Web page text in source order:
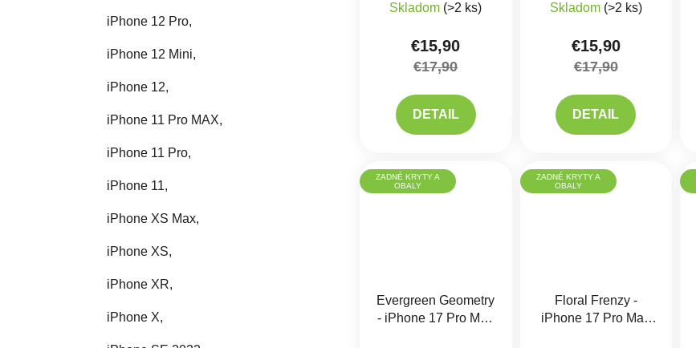
iPhone 12 Pro,
iPhone 12 Mini,
iPhone 12,
iPhone 11 Pro MAX,
iPhone 11 Pro,
iPhone 11,
iPhone XS Max,
iPhone XS,
iPhone XR,
iPhone X,
Skladom (>2 ks)
€15,90
€17,90
DETAIL
Skladom (>2 ks)
€15,90
€17,90
DETAIL
ZADNÉ KRYTY A
OBALY
Evergreen Geometry
- iPhone 17 Pro Max
ZADNÉ KRYTY A
OBALY
Floral Frenzy -
iPhone 17 Pro Max